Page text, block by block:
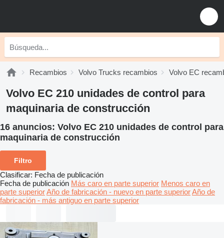
Recambios Volvo Trucks recambios Volvo EC
Volvo EC 210 unidades de control para
maquinaria de construcción
16 anuncios: Volvo EC 210 unidades de control para
maquinaria de construcción
Filtro
Clasificar: Fecha de publicación
Fecha de publicación Más caro en parte superior Menos caro en
parte superiorAño de fabricación - nuevo en parte superiorAño de
fabricación - más antiguo en parte superior